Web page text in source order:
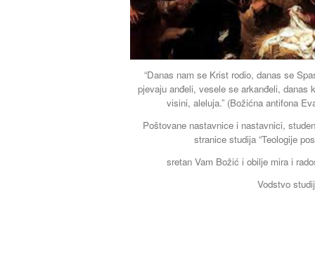
“Danas nam se Krist rodio, danas se
pjevaju anđeli, vesele se arkanđeli, danas
visini, aleluja.” (Božićna antifona
Poštovane nastavnice i nastavnici,
stranice studija “Teologije
sretan Vam Božić i obilje mira i
Vodstvo